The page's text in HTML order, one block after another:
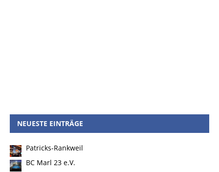
NEUESTE EINTRÄGE
Patricks-Rankweil
BC Marl 23 e.V.